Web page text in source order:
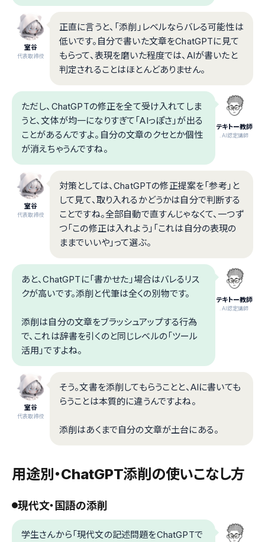
室谷
代表取締役
正直に言うと、「添削」レベルならバレる可能性は
低いです。自分で書いた文章をChatGPTに見て
もらって、表現を磨いた程度では、AIが書いたと
判定されることはほとんどありません。
テキトー教師
.AI認定講師
ただし、ChatGPTの修正を全て受け入れてしま
うと、文体が均一になりすぎて「AIっぽさ」が出る
ことがあるんですよ。自分の文章のクセとか個性
が消えちゃうんですね。
室谷
代表取締役
対策としては、ChatGPTの修正提案を「参考」と
して見て、取り入れるかどうかは自分で判断する
ことですね。全部自動で直すんじゃなくて、一つず
つ「この修正は入れよう」「これは自分の表現の
ままでいいや」って選ぶ。
テキトー教師
.AI認定講師
あと、ChatGPTに「書かせた」場合はバレるリス
クが高いです。添削と代筆は全くの別物です。
添削は自分の文章をブラッシュアップする行為
で、これは辞書を引くのと同じレベルの「ツール
活用」ですよね。
室谷
代表取締役
そう。文書を添削してもらうことと、AIに書いても
らうことは本質的に違うんですよね。
添削はあくまで自分の文章が土台にある。
用途別・ChatGPT添削の使いこなし方
現代文・国語の添削
学生さんから「現代文の記述問題をChatGPTで